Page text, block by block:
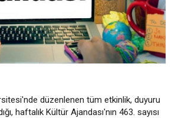
düzenlenen tüm etkinlik, duyuru
haftalık Kültür Ajandası'nın 463. sayısı